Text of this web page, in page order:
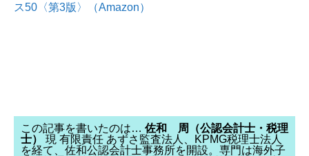
ス50〈第3版〉（Amazon）
この記事を書いたのは… 佐和 周（公認会計士・税理
士）
現 有限責任 あずさ監査法人、KPMG税理士法人
を経て、佐和公認会計士事務所を開設。専門は海外子